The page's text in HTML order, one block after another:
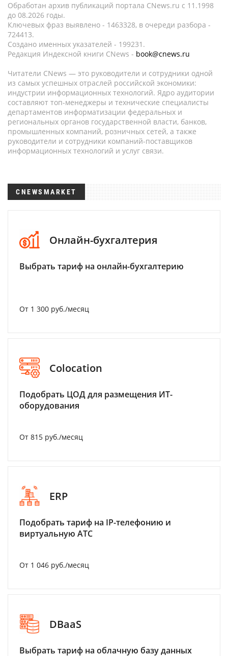
Обработан архив публикаций портала CNews.ru c 11.1998
до 08.2026 годы.
Ключевых фраз выявлено - 1463328, в очереди разбора -
724413.
Создано именных указателей - 199231.
Редакция Индексной книги CNews - book@cnews.ru
Читатели CNews — это руководители и сотрудники одной
из самых успешных отраслей российской экономики:
индустрии информационных технологий. Ядро аудитории
составляют топ-менеджеры и технические специалисты
департаментов информатизации федеральных и
региональных органов государственной власти, банков,
промышленных компаний, розничных сетей, а также
руководители и сотрудники компаний-поставщиков
информационных технологий и услуг связи.
CNEWSMARKET
Онлайн-бухгалтерия
Выбрать тариф на онлайн-бухгалтерию
От 1 300 руб./месяц
Colocation
Подобрать ЦОД для размещения ИТ-
оборудования
От 815 руб./месяц
ERP
Подобрать тариф на IP-телефонию и
виртуальную АТС
От 1 046 руб./месяц
DBaaS
Выбрать тариф на облачную базу данных